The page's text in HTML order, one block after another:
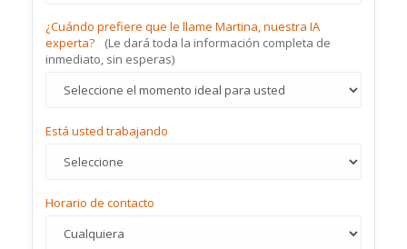
¿Cuándo prefiere que le llame Martina, nuestra IA
experta?
(Le dará toda la información completa de
inmediato, sin esperas)
Está usted trabajando
Horario de contacto